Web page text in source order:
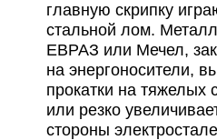
главную скрипку
стальной лом.
ЕВРАЗ или Мечел,
на энергоносители,
прокатки на тяжелых
или резко
стороны